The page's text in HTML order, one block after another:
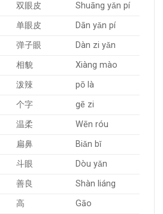
双眼皮
Shuāng yǎn pí
单眼皮
Dān yǎn pí
弹子眼
Dàn zi yǎn
相貌
Xiàng mào
泼辣
pō là
个字
gē zi
温柔
Wēn róu
扁鼻
Biǎn bǐ
斗眼
Dòu yǎn
善良
Shàn liáng
高
Gāo